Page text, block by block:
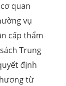
quan
vụ
cấp thẩm
Trung
định
từ